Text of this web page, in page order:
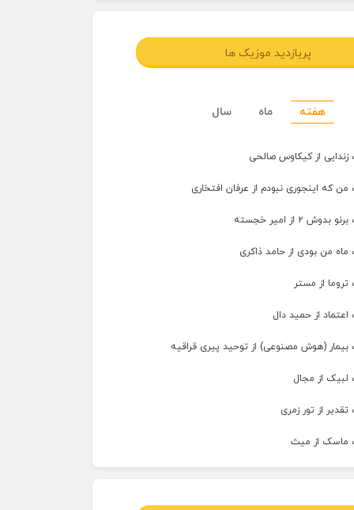
پربازدید موزیک ها
هفته ماه سال
زندایی از کیکاوس صالحی
من که اینجوری نبودم از عرفان افتخاری
۲ از امیر خجسته
ماه من بودی از حامد ذاکری
تروما از مستر
اعتماد از حمید دال
بیمار (هوش مصنوعی) از توحید پیری قراقیه
لبیک از مجال
از تور زمری
ماسک از میث